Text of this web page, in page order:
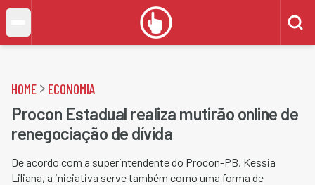
HOME ECONOMIA
Procon Estadual realiza mutirão online de
renegociação de dívida
De acordo com a superintendente do Procon-PB, Kessia
Liliana, a iniciativa serve também como uma forma de